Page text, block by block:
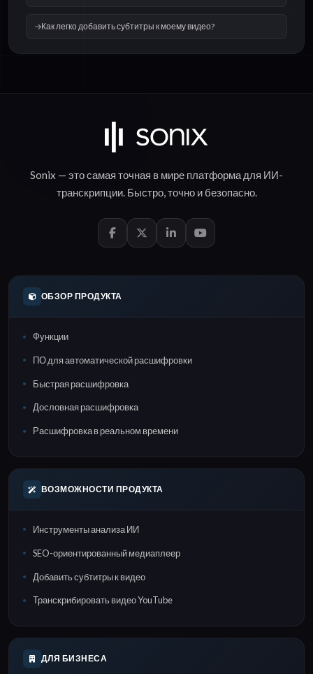
Как легко добавить субтитры к моему видео?
Sonix — это самая точная в мире платформа для ИИ-
транскрипции. Быстро,точнои безопасно.
ОБЗОР ПРОДУКТА
Функции
ПО для автоматической расшифровки
Быстрая расшифровка
Дословная расшифровка
Расшифровка в реальном времени
ВОЗМОЖНОСТИ ПРОДУКТА
Инструменты анализа ИИ
SEO-ориентированный медиаплеер
Добавить субтитры к видео
Транскрибировать видео YouTube
ДЛЯ БИЗНЕСА